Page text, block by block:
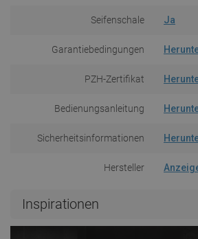
Seifenschale Ja
Garantiebedingungen
PZH-Zertifikat
Bedienungsanleitung
Sicherheitsinformationen
Hersteller
Inspirationen